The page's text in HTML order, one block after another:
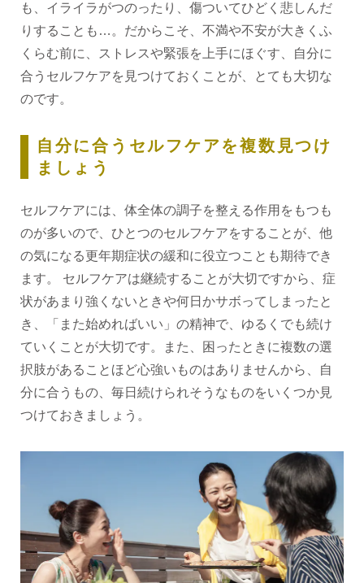
も、イライラがつのったり、傷ついてひどく悲しんだ
りすることも…。だからこそ、不満や不安が大きくふ
くらむ前に、ストレスや緊張を上手にほぐす、自分に
合うセルフケアを見つけておくことが、とても大切な
のです。
自分に合うセルフケアを複数見つけ
ましょう
セルフケアには、体全体の調子を整える作用をもつも
のが多いので、ひとつのセルフケアをすることが、他
の気になる更年期症状の緩和に役立つことも期待でき
ます。 セルフケアは継続することが大切ですから、症
状があまり強くないときや何日かサボってしまったと
き、「また始めればいい」の精神で、ゆるくでも続け
ていくことが大切です。また、困ったときに複数の選
択肢があることほど心強いものはありませんから、自
分に合うもの、毎日続けられそうなものをいくつか見
つけておきましょう。